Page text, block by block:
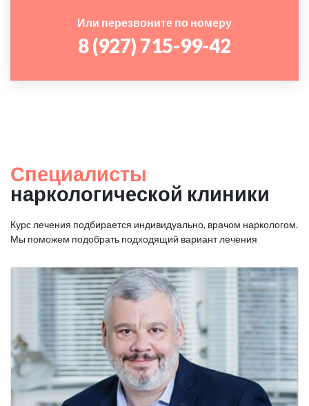
Или перезвоните по номеру
8 (927) 715-99-42
Специалисты
наркологической клиники
Курс лечения подбирается индивидуально, врачом наркологом.
Мы поможем подобрать подходящий вариант лечения